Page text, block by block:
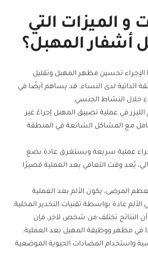
و الميزات التي
أشفار المهبل؟
تحسين مظهر المهبل وتقليل
الذاتية لدى النساء. قد يساهم أيضًا في
خلال النشاط الجنسي.
الليزر في عملية تضييق المهبل إجراءً غير
مع المشاكل الشائعة في المنطقة
عملية سريعة ويستغرق عادة بضع
يُعد وقت التعافي بعد العملية قصيرًا
المرضى، يكون الألم بعد العملية
عادة بواسطة تقنيات التخدير المحلية.
النتائج تختلف من شخص لآخر، فإن
في مظهر ووظيفة المهبل بعد العملية.
واستخدام المضادات الحيوية الموضعية